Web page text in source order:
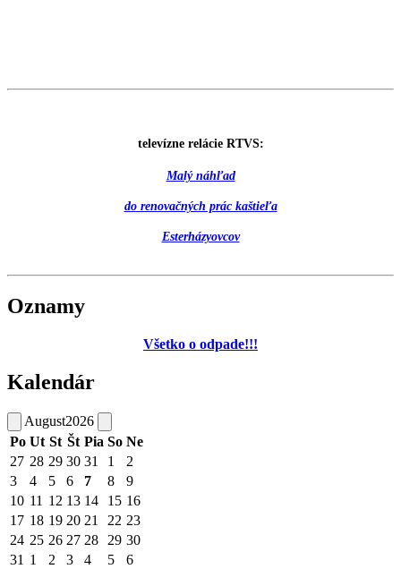
televízne relácie RTVS:
Malý náhľad
do renovačných prác kaštieľa
Esterházyovcov
Oznamy
Všetko o odpade!!!
Kalendár
August2026
Po Ut St Št Pia So Ne
27 28 29 30 31 1
2
3
4 5 6 7 8
9
10 11 12 13 14 15 16
17 18 19 20 21 22 23
24 25 26 27 28 29 30
31 1 2 3 4 5 6